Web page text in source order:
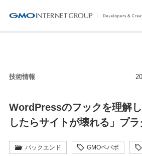
技術情報
WordPressのフックを理解
したらサイトが壊れる」プ
バックエンド GMOペパボ